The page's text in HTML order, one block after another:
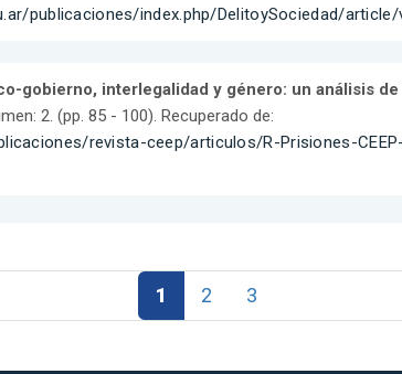
publicaciones/index.php/DelitoySociedad/
gobierno, interlegalidad y género: un análisis
2. (pp. 85 - 100). Recuperado de:
revista-ceep/articulos/R-Prisiones-
1 2 3